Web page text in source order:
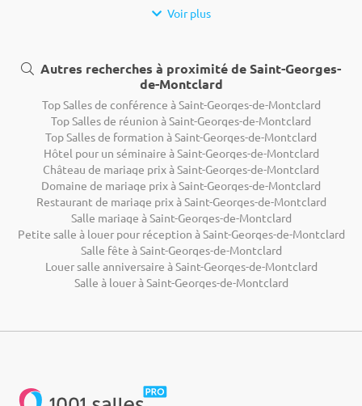
Voir plus
Autres recherches à proximité de Saint-Georges-
de-Montclard
Top Salles de conférence à Saint-Georges-de-Montclard
Top Salles de réunion à Saint-Georges-de-Montclard
Top Salles de formation à Saint-Georges-de-Montclard
Hôtel pour un séminaire à Saint-Georges-de-Montclard
Château de mariage prix à Saint-Georges-de-Montclard
Domaine de mariage prix à Saint-Georges-de-Montclard
Restaurant de mariage prix à Saint-Georges-de-Montclard
Salle mariage à Saint-Georges-de-Montclard
Petite salle à louer pour réception à Saint-Georges-de-Montclard
Salle fête à Saint-Georges-de-Montclard
Louer salle anniversaire à Saint-Georges-de-Montclard
Salle à louer à Saint-Georges-de-Montclard